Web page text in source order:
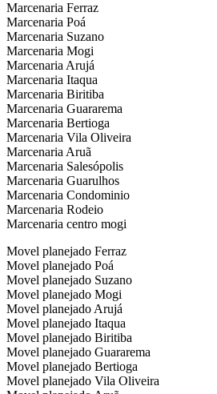
Marcenaria Ferraz
Marcenaria Poá
Marcenaria Suzano
Marcenaria Mogi
Marcenaria Arujá
Marcenaria Itaqua
Marcenaria Biritiba
Marcenaria Guararema
Marcenaria Bertioga
Marcenaria Vila Oliveira
Marcenaria Aruã
Marcenaria Salesópolis
Marcenaria Guarulhos
Marcenaria Condominio
Marcenaria Rodeio
Marcenaria centro mogi
Movel planejado Ferraz
Movel planejado Poá
Movel planejado Suzano
Movel planejado Mogi
Movel planejado Arujá
Movel planejado Itaqua
Movel planejado Biritiba
Movel planejado Guararema
Movel planejado Bertioga
Movel planejado Vila Oliveira